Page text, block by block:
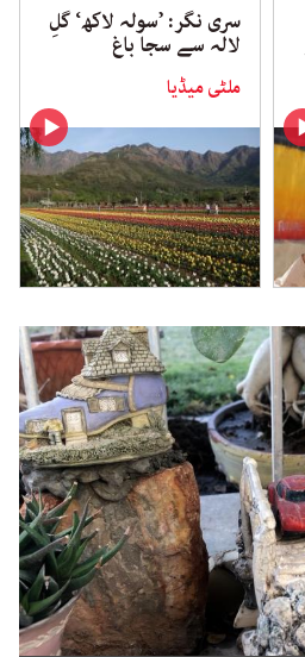
سری نگر: ’سولہ لاکھ‘ گلِ
لالہ سے سجا باغ
ملٹی میڈیا